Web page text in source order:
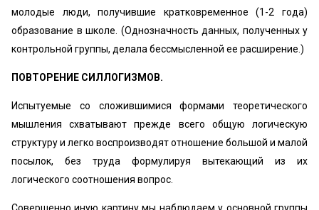
молодые люди, получившие кратковременное (1-2 года)
образование в школе. (Однозначность данных, полученных у
контрольной группы, делала бессмысленной ее расширение.)
ПОВТОРЕНИЕ СИЛЛОГИЗМОВ.
Испытуемые со сложившимися формами теоретического
мышления схватывают прежде всего общую логическую
структуру и легко воспроизводят отношение большой и малой
посылок, без труда формулируя вытекающий из их
логического соотношения вопрос.